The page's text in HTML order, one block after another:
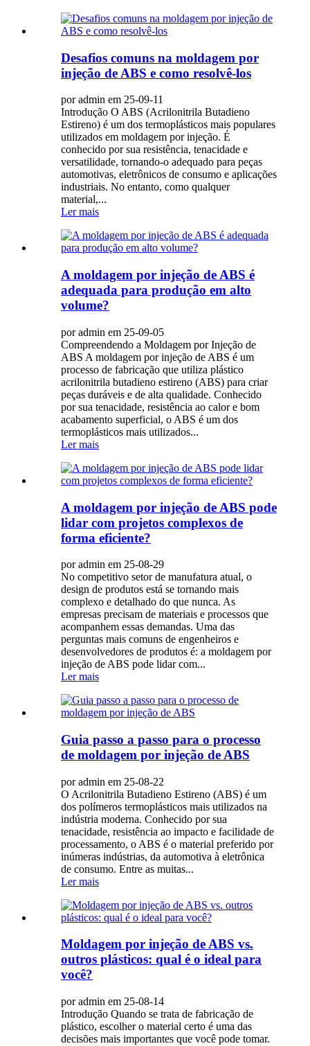
Desafios comuns na moldagem por
injeção de ABS e como resolvê-los
por admin em 25-09-11
Introdução O ABS (Acrilonitrila Butadieno
Estireno) é um dos termoplásticos mais populares
utilizados em moldagem por injeção. É
conhecido por sua resistência, tenacidade e
versatilidade, tornando-o adequado para peças
automotivas, eletrônicos de consumo e aplicações
industriais. No entanto, como qualquer
material,...
Ler mais
A moldagem por injeção de ABS é
adequada para produção em alto
volume?
por admin em 25-09-05
Compreendendo a Moldagem por Injeção de
ABS A moldagem por injeção de ABS é um
processo de fabricação que utiliza plástico
acrilonitrila butadieno estireno (ABS) para criar
peças duráveis ​​e de alta qualidade. Conhecido
por sua tenacidade, resistência ao calor e bom
acabamento superficial, o ABS é um dos
termoplásticos mais utilizados...
Ler mais
A moldagem por injeção de ABS pode
lidar com projetos complexos de
forma eficiente?
por admin em 25-08-29
No competitivo setor de manufatura atual, o
design de produtos está se tornando mais
complexo e detalhado do que nunca. As
empresas precisam de materiais e processos que
acompanhem essas demandas. Uma das
perguntas mais comuns de engenheiros e
desenvolvedores de produtos é: a moldagem por
injeção de ABS pode lidar com...
Ler mais
Guia passo a passo para o processo
de moldagem por injeção de ABS
por admin em 25-08-22
O Acrilonitrila Butadieno Estireno (ABS) é um
dos polímeros termoplásticos mais utilizados na
indústria moderna. Conhecido por sua
tenacidade, resistência ao impacto e facilidade de
processamento, o ABS é o material preferido por
inúmeras indústrias, da automotiva à eletrônica
de consumo. Entre as muitas...
Ler mais
Moldagem por injeção de ABS vs.
outros plásticos: qual é o ideal para
você?
por admin em 25-08-14
Introdução Quando se trata de fabricação de
plástico, escolher o material certo é uma das
decisões mais importantes que você pode tomar.